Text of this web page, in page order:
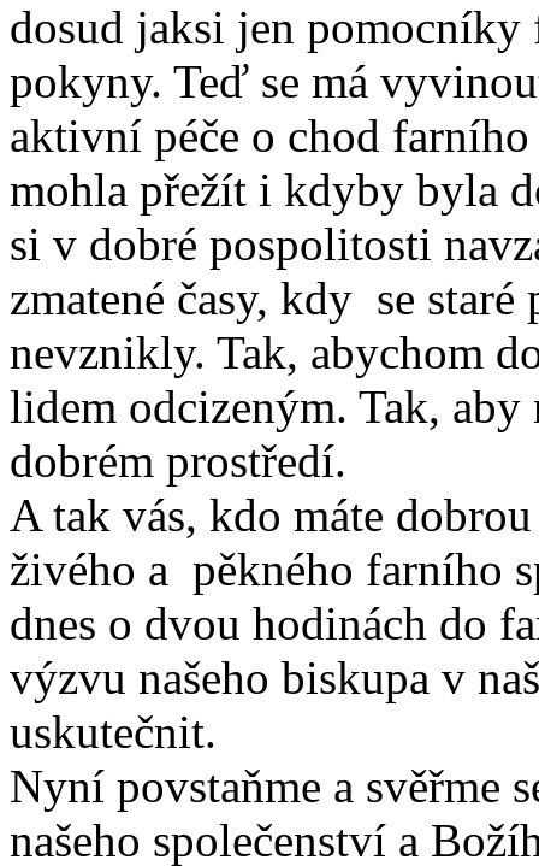
dosud jaksi jen
pokyny. Teď se má
aktivní péče o chod
mohla přežít i kdyby byla
si v dobré pospolitosti
zmatené časy, kdy se
nevznikly. Tak, abychom
lidem odcizeným. Tak,
dobrém prostředí.
A tak vás, kdo máte
živého a pěkného farního
dnes o dvou hodinách do
výzvu našeho biskupa v
uskutečnit.
Nyní povstaňme a svěřme
našeho společenství a